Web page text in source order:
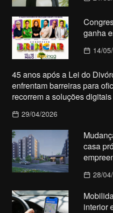
ganha
14/
45 anos após a Lei do
enfrentam barreiras para
recorrem a soluções digitais
29/04/2026
casa
28/
interior